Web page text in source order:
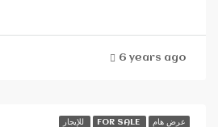
6 years ago
FOR SALE عرض هام